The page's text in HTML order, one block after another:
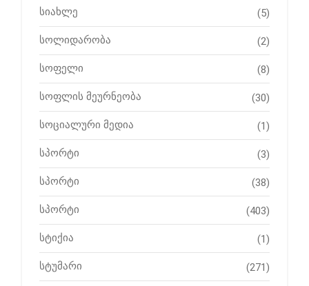
სიახლე (5)
სოლიდარობა (2)
სოფელი (8)
სოფლის მეურნეობა (30)
სოციალური მედია (1)
სპორტი (3)
სპორტი (38)
სპორტი (403)
სტიქია (1)
სტუმარი (271)